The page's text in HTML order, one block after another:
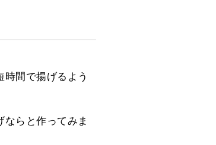
間で揚げるよう
らと作ってみま